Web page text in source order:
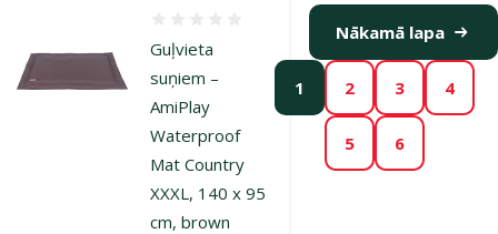
Guļvieta
suņiem –
AmiPlay
Waterproof
Mat Country
XXXL, 140 x 95
cm, brown
1 2 3 4
5 6
Nākamā lapa